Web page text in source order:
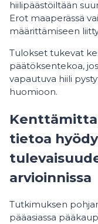
hiilipäästöiltään
Erot maaperässä
määrittämiseen
Tulokset tukevat
päätöksentekoa,
vapautuva hiili
huomioon.
tietoa
arvioinnissa
Tutkimuksen
pääasiassa